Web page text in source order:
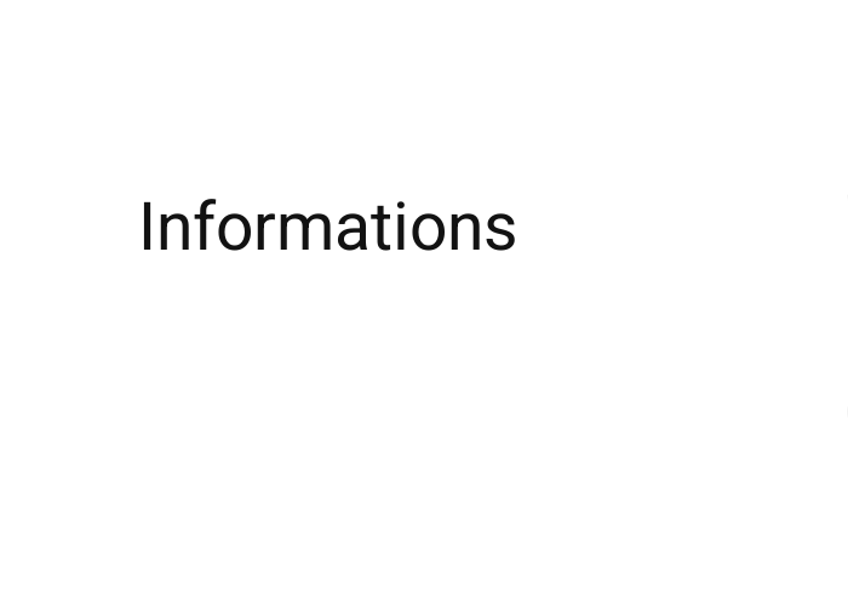
Informations